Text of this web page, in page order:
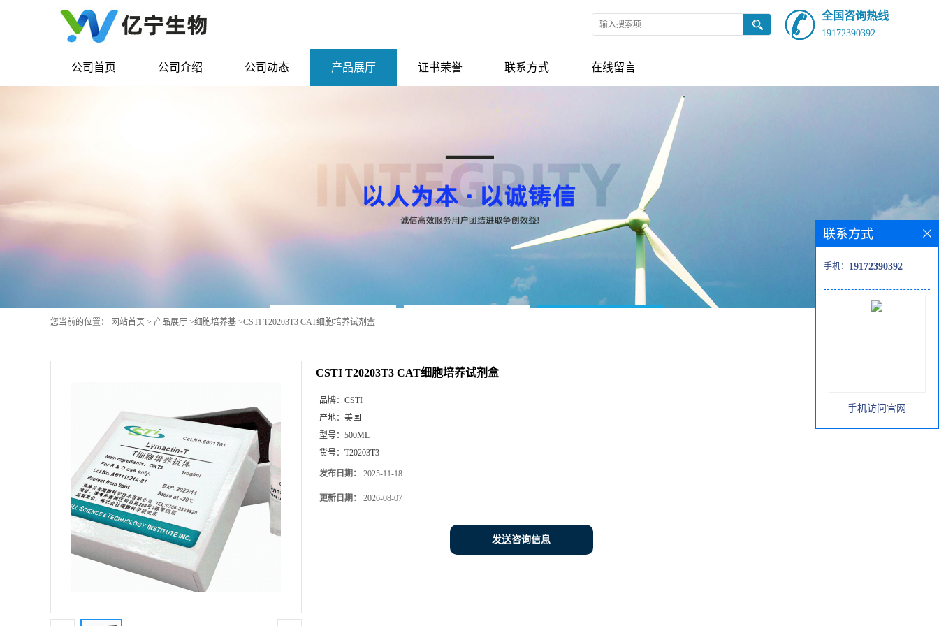
全国咨询热线
19172390392
公司首页 公司介绍 公司动态 产品展厅 证书荣誉 联系方式 在线留言
您当前的位置： 网站首页 > 产品展厅 >细胞培养基 >CSTI T20203T3 CAT细胞培养试剂盒
CSTI T20203T3 CAT细胞培养试剂盒
品牌： CSTI
产地： 美国
型号： 500ML
货号： T20203T3
发布日期： 2025-11-18
更新日期： 2026-08-07
发送咨询信息
联系方式
手机： 19172390392
手机访问官网